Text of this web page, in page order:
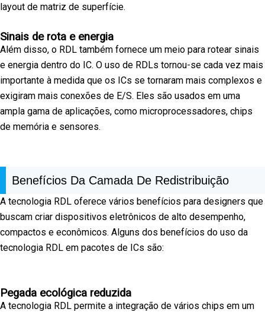
layout de matriz de superfície.
Sinais de rota e energia
Além disso, o RDL também fornece um meio para rotear sinais
e energia dentro do IC. O uso de RDLs tornou-se cada vez mais
importante à medida que os ICs se tornaram mais complexos e
exigiram mais conexões de E/S. Eles são usados em uma
ampla gama de aplicações, como microprocessadores, chips
de memória e sensores.
Benefícios Da Camada De Redistribuição
A tecnologia RDL oferece vários benefícios para designers que
buscam criar dispositivos eletrônicos de alto desempenho,
compactos e econômicos. Alguns dos benefícios do uso da
tecnologia RDL em pacotes de ICs são:
Pegada ecológica reduzida
A tecnologia RDL permite a integração de vários chips em um